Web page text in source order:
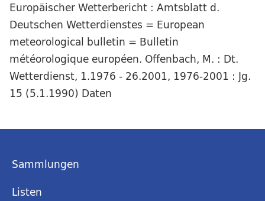
Europäischer Wetterbericht : Amtsblatt d.
Deutschen Wetterdienstes = European
meteorological bulletin = Bulletin
météorologique européen. Offenbach, M. : Dt.
Wetterdienst, 1.1976 - 26.2001, 1976-2001 : Jg.
15 (5.1.1990) Daten
Sammlungen
Listen